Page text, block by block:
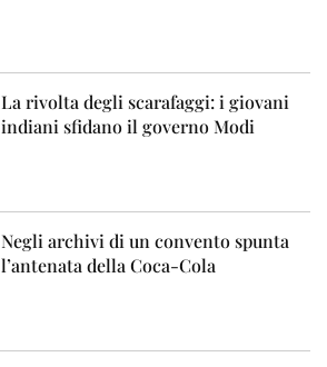
La rivolta degli scarafaggi: i giovani
indiani sfidano il governo Modi
Negli archivi di un convento spunta
l’antenata della Coca-Cola